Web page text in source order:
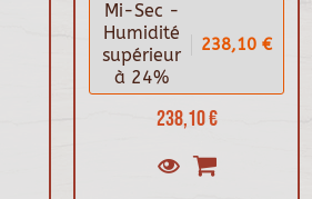
238,10 €
Mi-Sec -
Humidité
supérieur
à 24%
238,10 €